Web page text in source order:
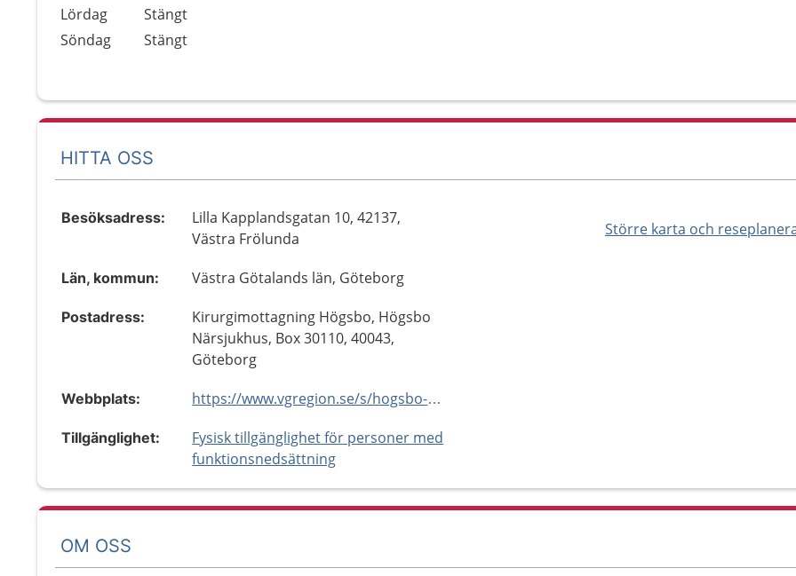
Lördag
Stängt
Söndag
Stängt
HITTA OSS
Större karta och
Besöksadress:
Lilla Kapplandsgatan 10, 42137,
Västra Frölunda
Län, kommun: Västra Götalands län, Göteborg
Postadress:
Kirurgimottagning Högsbo, Högsbo
Närsjukhus, Box 30110, 40043,
Göteborg
Webbplats: https://www.vgregion.se/s/hogsbo-narsjukhus/
Tillgänglighet:
Fysisk tillgänglighet för personer med
funktionsnedsättning
OM OSS